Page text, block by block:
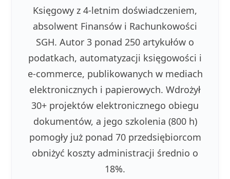
Księgowy z 4-letnim doświadczeniem,
absolwent Finansów i Rachunkowości
SGH. Autor 3 ponad 250 artykułów o
podatkach, automatyzacji księgowości i
e-commerce, publikowanych w mediach
elektronicznych i papierowych. Wdrożył
30+ projektów elektronicznego obiegu
dokumentów, a jego szkolenia (800 h)
pomogły już ponad 70 przedsiębiorcom
obniżyć koszty administracji średnio o
18%.